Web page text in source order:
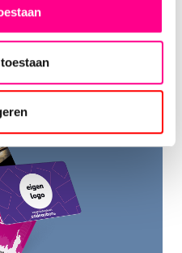
onze zakelijke